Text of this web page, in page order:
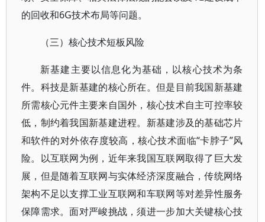
的回收和6G技术布局等问题。
（三）核心技术短板风险
新基建主要以信息化为基础，以核心技术为条
件。科技是新基建的核心所在。但是目前我国新基建
所需核心元件主要来自国外，核心技术自主可控率较
低，制约着我国新基建进程。新基建涉及的基础芯片
和软件的对外依存度较高，核心技术面临“卡脖子”风
险。以互联网为例，近年来我国互联网取得了巨大发
展，但是随着互联网与实体经济深度融合，传统网络
架构不足以支撑工业互联网和车联网等对差异性服务
保障需求。面对严峻挑战，须进一步加大关键核心技